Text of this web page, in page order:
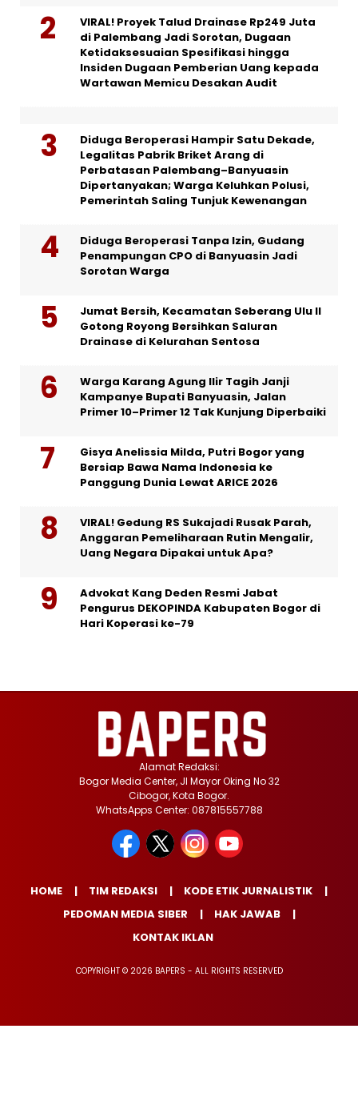
VIRAL! Proyek Talud Drainase Rp249 Juta
di Palembang Jadi Sorotan, Dugaan
Ketidaksesuaian Spesifikasi hingga
Insiden Dugaan Pemberian Uang kepada
Wartawan Memicu Desakan Audit
Diduga Beroperasi Hampir Satu Dekade,
Legalitas Pabrik Briket Arang di
Perbatasan Palembang–Banyuasin
Dipertanyakan; Warga Keluhkan Polusi,
Pemerintah Saling Tunjuk Kewenangan
Diduga Beroperasi Tanpa Izin, Gudang
Penampungan CPO di Banyuasin Jadi
Sorotan Warga
Jumat Bersih, Kecamatan Seberang Ulu II
Gotong Royong Bersihkan Saluran
Drainase di Kelurahan Sentosa
Warga Karang Agung Ilir Tagih Janji
Kampanye Bupati Banyuasin, Jalan
Primer 10–Primer 12 Tak Kunjung Diperbaiki
Gisya Anelissia Milda, Putri Bogor yang
Bersiap Bawa Nama Indonesia ke
Panggung Dunia Lewat ARICE 2026
VIRAL! Gedung RS Sukajadi Rusak Parah,
Anggaran Pemeliharaan Rutin Mengalir,
Uang Negara Dipakai untuk Apa?
Advokat Kang Deden Resmi Jabat
Pengurus DEKOPINDA Kabupaten Bogor di
Hari Koperasi ke-79
Alamat Redaksi:
Bogor Media Center, Jl Mayor Oking No 32
Cibogor, Kota Bogor.
WhatsApps Center: 087815557788
HOME TIM REDAKSI
KODE ETIK JURNALISTIK
PEDOMAN MEDIA SIBER
HAK JAWAB
KONTAK IKLAN
COPYRIGHT © 2026 BAPERS - ALL RIGHTS RESERVED